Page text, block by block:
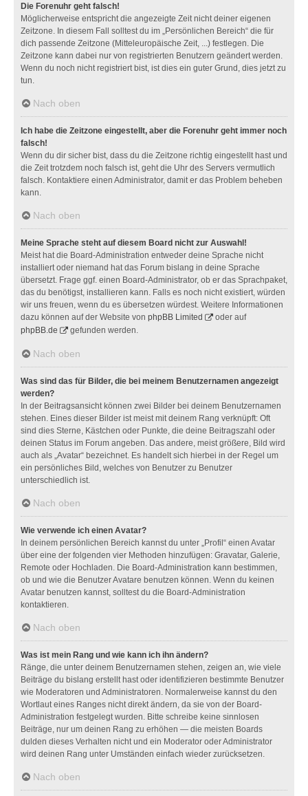
Die Forenuhr geht falsch!
Möglicherweise entspricht die angezeigte Zeit nicht deiner eigenen
Zeitzone. In diesem Fall solltest du im „Persönlichen Bereich“ die für
dich passende Zeitzone (Mitteleuropäische Zeit, ...) festlegen. Die
Zeitzone kann dabei nur von registrierten Benutzern geändert werden.
Wenn du noch nicht registriert bist, ist dies ein guter Grund, dies jetzt zu
tun.
Nach oben
Ich habe die Zeitzone eingestellt, aber die Forenuhr geht immer noch
falsch!
Wenn du dir sicher bist, dass du die Zeitzone richtig eingestellt hast und
die Zeit trotzdem noch falsch ist, geht die Uhr des Servers vermutlich
falsch. Kontaktiere einen Administrator, damit er das Problem beheben
kann.
Nach oben
Meine Sprache steht auf diesem Board nicht zur Auswahl!
Meist hat die Board-Administration entweder deine Sprache nicht
installiert oder niemand hat das Forum bislang in deine Sprache
übersetzt. Frage ggf. einen Board-Administrator, ob er das Sprachpaket,
das du benötigst, installieren kann. Falls es noch nicht existiert, würden
wir uns freuen, wenn du es übersetzen würdest. Weitere Informationen
dazu können auf der Website von phpBB Limited
oder auf
phpBB.de
gefunden werden.
Nach oben
Was sind das für Bilder, die bei meinem Benutzernamen angezeigt
werden?
In der Beitragsansicht können zwei Bilder bei deinem Benutzernamen
stehen. Eines dieser Bilder ist meist mit deinem Rang verknüpft: Oft
sind dies Sterne, Kästchen oder Punkte, die deine Beitragszahl oder
deinen Status im Forum angeben. Das andere, meist größere, Bild wird
auch als „Avatar“ bezeichnet. Es handelt sich hierbei in der Regel um
ein persönliches Bild, welches von Benutzer zu Benutzer
unterschiedlich ist.
Nach oben
Wie verwende ich einen Avatar?
In deinem persönlichen Bereich kannst du unter „Profil“ einen Avatar
über eine der folgenden vier Methoden hinzufügen: Gravatar, Galerie,
Remote oder Hochladen. Die Board-Administration kann bestimmen,
ob und wie die Benutzer Avatare benutzen können. Wenn du keinen
Avatar benutzen kannst, solltest du die Board-Administration
kontaktieren.
Nach oben
Was ist mein Rang und wie kann ich ihn ändern?
Ränge, die unter deinem Benutzernamen stehen, zeigen an, wie viele
Beiträge du bislang erstellt hast oder identifizieren bestimmte Benutzer
wie Moderatoren und Administratoren. Normalerweise kannst du den
Wortlaut eines Ranges nicht direkt ändern, da sie von der Board-
Administration festgelegt wurden. Bitte schreibe keine sinnlosen
Beiträge, nur um deinen Rang zu erhöhen — die meisten Boards
dulden dieses Verhalten nicht und ein Moderator oder Administrator
wird deinen Rang unter Umständen einfach wieder zurücksetzen.
Nach oben